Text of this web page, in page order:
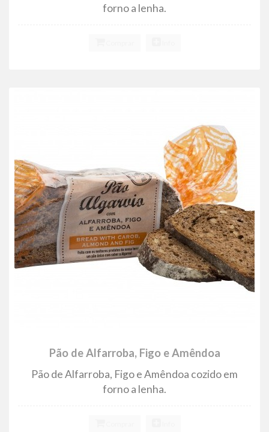
forno a lenha.
Pão de Alfarroba, Figo e Amêndoa
Pão de Alfarroba, Figo e Amêndoa cozido em
forno a lenha.